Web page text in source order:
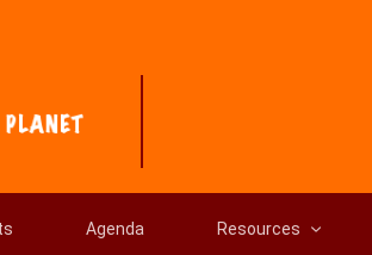
Agenda Resources